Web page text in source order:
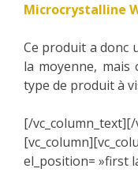
Microcrystalline
Ce produit a donc
la moyenne,
type de produit à
[/
el_position= »first